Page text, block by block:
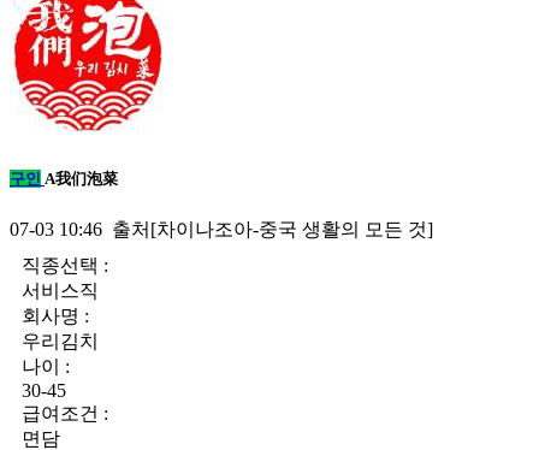
구인 A我们泡菜
07-03 10:46 출처[차이나조아-중국 생활의 모든 것]
직종선택 :
서비스직
회사명 :
우리김치
나이 :
30-45
급여조건 :
면담